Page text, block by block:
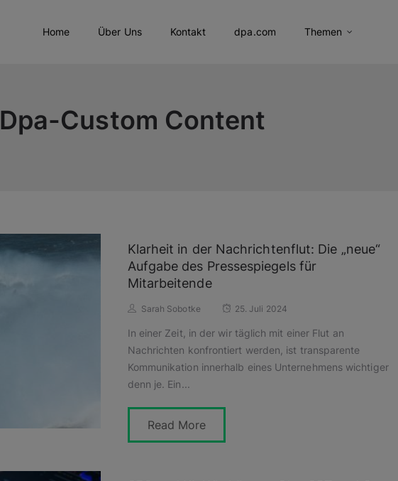
Home Über Uns Kontakt dpa.com Themen
Dpa-Custom Content
Klarheit in der Nachrichtenflut: Die „neue“
Aufgabe des Pressespiegels für
Mitarbeitende
Sarah Sobotke 25. Juli 2024
In einer Zeit, in der wir täglich mit einer Flut an
Nachrichten konfrontiert werden, ist transparente
Kommunikation innerhalb eines Unternehmens wichtiger
denn je. Ein...
Read More